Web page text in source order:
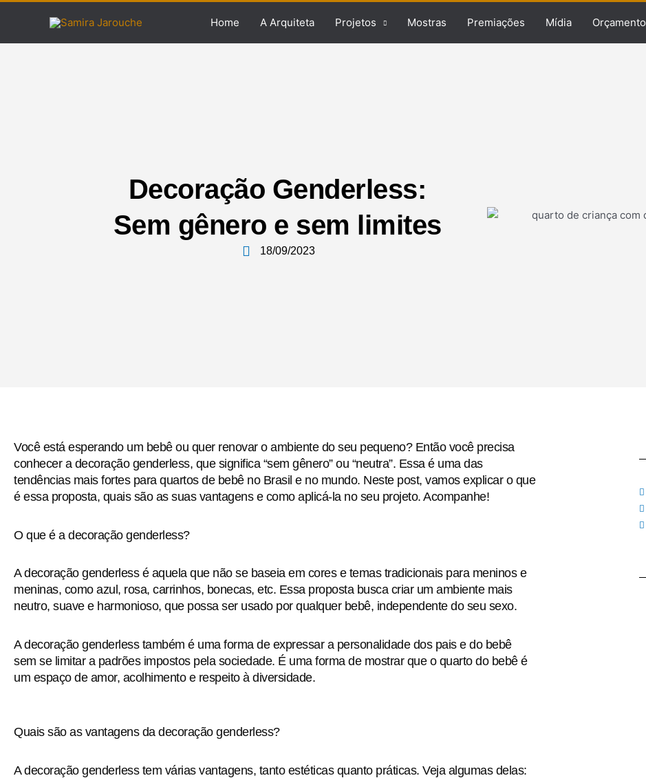
o
Home A Arquiteta Projetos Mostras Premiações Mídia Orçamento
Decoração Genderless:
Sem gênero e sem limites
18/09/2023
Você está esperando um bebê ou quer renovar o ambiente do seu pequeno? Então você precisa
conhecer a decoração genderless, que significa “sem gênero” ou “neutra”. Essa é uma das
tendências mais fortes para quartos de bebê no Brasil e no mundo. Neste post, vamos explicar o que
é essa proposta, quais são as suas vantagens e como aplicá-la no seu projeto. Acompanhe!
O que é a decoração genderless?
A decoração genderless é aquela que não se baseia em cores e temas tradicionais para meninos e
meninas, como azul, rosa, carrinhos, bonecas, etc. Essa proposta busca criar um ambiente mais
neutro, suave e harmonioso, que possa ser usado por qualquer bebê, independente do seu sexo.
A decoração genderless também é uma forma de expressar a personalidade dos pais e do bebê
sem se limitar a padrões impostos pela sociedade. É uma forma de mostrar que o quarto do bebê é
um espaço de amor, acolhimento e respeito à diversidade.
Quais são as vantagens da decoração genderless?
A decoração genderless tem várias vantagens, tanto estéticas quanto práticas. Veja algumas delas: